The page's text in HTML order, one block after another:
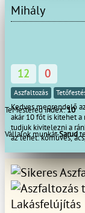
Mihály
12 0
Aszfaltozás
Kedves megrendelő
akár 10 főt is kitehet
tudjuk kivitelezni a
az lehet: kőműves,
lakás felújítás
burkolás, bontás
ácsmunkák
az épitőiparban
TeMestered index:10
Vállalok munkátSarud
Lakásfelújítás